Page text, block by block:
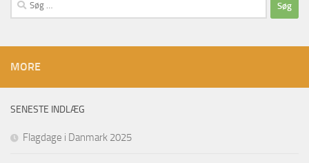
efter:
MORE
SENESTE INDLÆG
Flagdage i Danmark 2025